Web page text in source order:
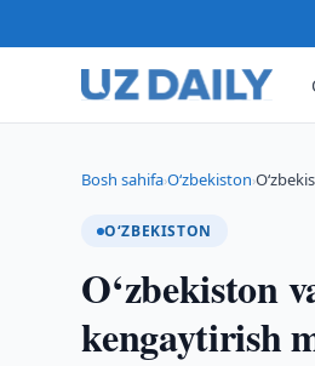
Bosh sahifa›O‘zbekiston›
O‘ZBEKISTON
O‘zbekiston
kengaytirish